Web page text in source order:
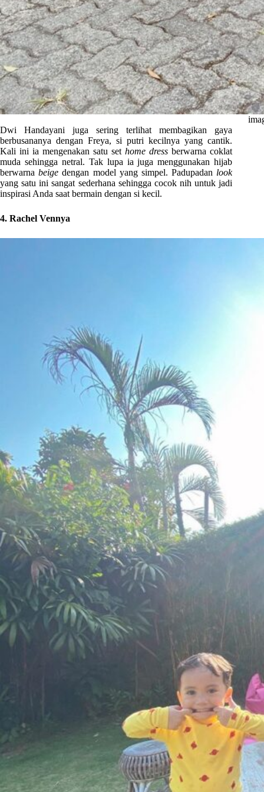
Dwi Handayani juga sering terlihat membagikan gaya
berbusananya dengan Freya, si putri kecilnya yang cantik.
Kali ini ia mengenakan satu sethome dressberwarna coklat
muda sehingga netral. Tak lupa ia juga menggunakan hijab
berwarnabeigedengan model yang simpel. Padupadan look
yang satu ini sangat sederhana sehingga cocok nih untuk jadi
inspirasi Anda saat bermain dengan si kecil.
4. Rachel Vennya